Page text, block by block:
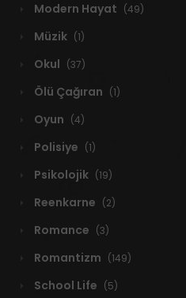
Modern Hayat (49)
Müzik (1)
Okul (37)
Ölü Çağıran (1)
Oyun (4)
Polisiye (1)
Psikolojik (19)
Reenkarne (2)
Romance (3)
Romantizm (149)
School Life (5)